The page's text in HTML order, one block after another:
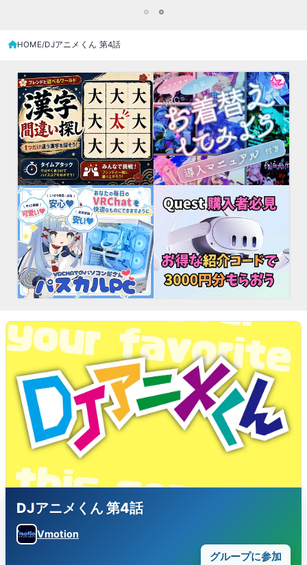
HOME DJアニメくん 第4話
DJアニメくん 第4話
Vmotion
グループに参加